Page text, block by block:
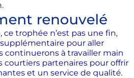
renouvelé
ce trophée n’est pas une fin,
pour aller
continuerons à travailler main
courtiers partenaires pour offrir
et un service de qualité.